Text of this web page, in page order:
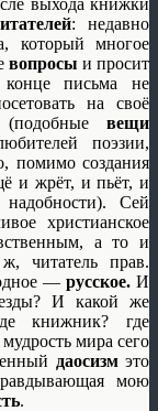
: недавно
который многое
вопросы и просит
конце письма не
на своё
(подобные вещи
поэзии,
помимо создания
и жрёт, и пьёт, и
Сей
христианское
а то и
читатель прав.
— русское. И
И какой же
книжник? где
мира сего
даосизмэто
мою
.